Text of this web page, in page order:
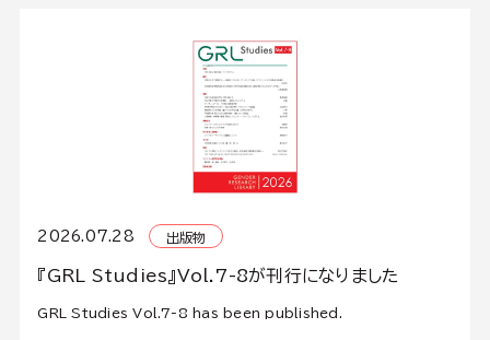
2026.07.28 出版物
『GRL Studies』Vol.7-8が刊行になりました
GRL Studies Vol.7-8 has been published.